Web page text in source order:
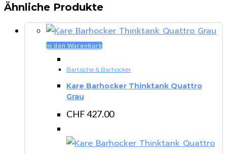
Ähnliche Produkte
In den Warenkorb
Bartische & Barhocker
Kare Barhocker Thinktank Quattro
Grau
CHF427.00